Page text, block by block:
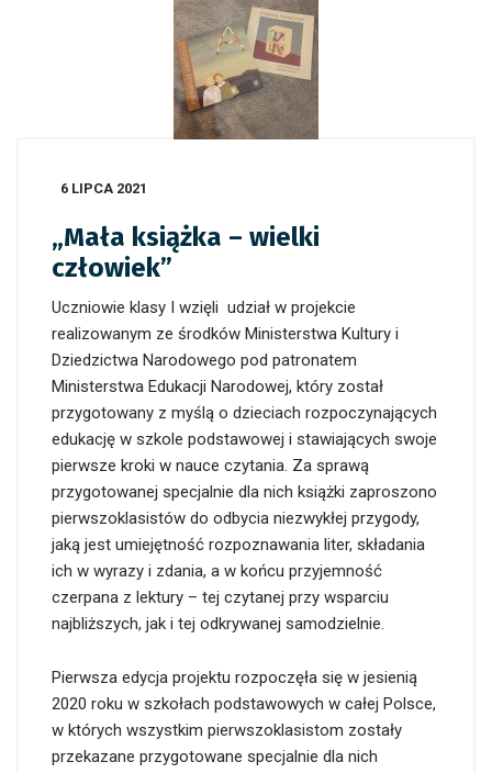
6 LIPCA 2021
„Mała książka – wielki
człowiek”
Uczniowie klasy I wzięli udział w projekcie
realizowanym ze środków Ministerstwa Kultury i
Dziedzictwa Narodowego pod patronatem
Ministerstwa Edukacji Narodowej, który został
przygotowany z myślą o dzieciach rozpoczynających
edukację w szkole podstawowej i stawiających swoje
pierwsze kroki w nauce czytania. Za sprawą
przygotowanej specjalnie dla nich książki zaproszono
pierwszoklasistów do odbycia niezwykłej przygody,
jaką jest umiejętność rozpoznawania liter, składania
ich w wyrazy i zdania, a w końcu przyjemność
czerpana z lektury – tej czytanej przy wsparciu
najbliższych, jak i tej odkrywanej samodzielnie.
Pierwsza edycja projektu rozpoczęła się w jesienią
2020 roku w szkołach podstawowych w całej Polsce,
w których wszystkim pierwszoklasistom zostały
przekazane przygotowane specjalnie dla nich